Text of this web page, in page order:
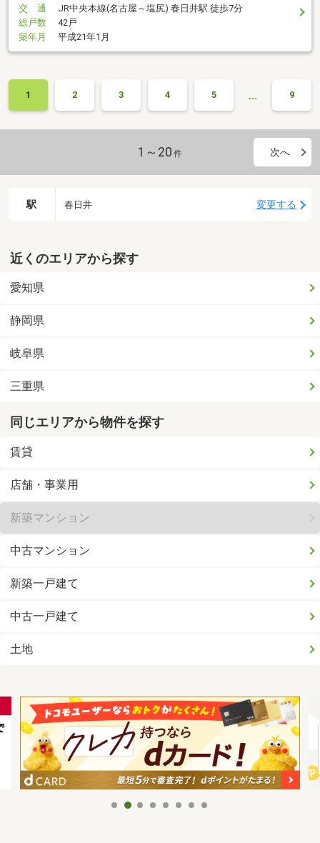
交 通
JR中央本線(名古屋～塩尻) 春日井駅 徒歩7分
総戸数
42戸
築年月
平成21年1月
1 2 3 4 5 … 9
1～20 件 次へ
駅 春日井 変更する
近くのエリアから探す
愛知県
静岡県
岐阜県
三重県
同じエリアから物件を探す
賃貸
店舗・事業用
新築マンション
中古マンション
新築一戸建て
中古一戸建て
土地